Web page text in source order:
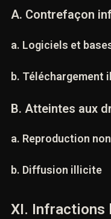
intellectuelle
A. Contrefaçon
a. Logiciels et
b. Téléchargement
B. Atteintes aux
a. Reproduction